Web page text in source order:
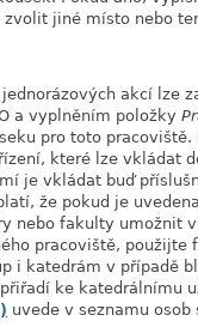
zvolit jiné místo nebo
akcí lze
a vyplněním položky
pro toto
které lze vkládat
je vkládat buď
že pokud je
nebo fakulty umožnit
pracoviště, použijte
i katedrám v případě
ke katedrálnímu
uvede v seznamu